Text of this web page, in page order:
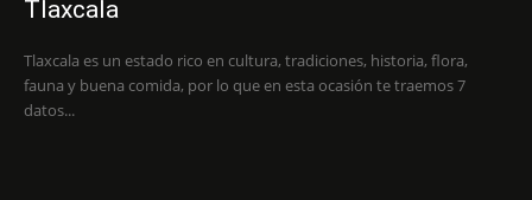
Tlaxcala
Tlaxcala es un estado rico en cultura, tradiciones, historia, flora,
fauna y buena comida, por lo que en esta ocasión te traemos 7
datos...